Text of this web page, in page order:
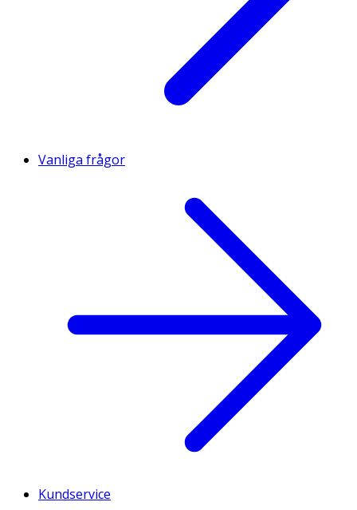
Vanliga frågor
Kundservice